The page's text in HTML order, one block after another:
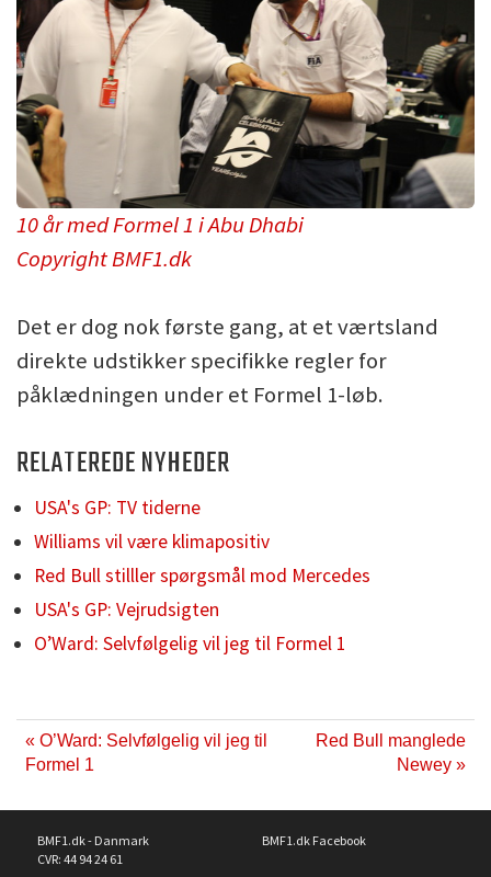
10 år med Formel 1 i Abu Dhabi
Copyright BMF1.dk
Det er dog nok første gang, at et værtsland
direkte udstikker specifikke regler for
påklædningen under et Formel 1-løb.
RELATEREDE NYHEDER
USA's GP: TV tiderne
Williams vil være klimapositiv
Red Bull stilller spørgsmål mod Mercedes
USA's GP: Vejrudsigten
O’Ward: Selvfølgelig vil jeg til Formel 1
« O’Ward: Selvfølgelig vil jeg til
Formel 1
Red Bull manglede
Newey »
BMF1.dk - Danmark
CVR: 44 94 24 61
BMF1.dk Facebook